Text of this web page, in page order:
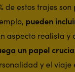
de estos trajes son
pueden
aspecto realista y
un papel
y el viaje